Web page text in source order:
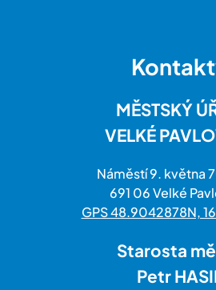
MĚSTSKÝ
VELKÉ
Náměstí 9. května
691 06 Velké
GPS 48.9042878N,
Starosta
Petr